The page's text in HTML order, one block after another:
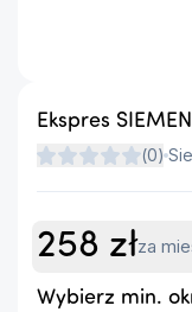
Ekspres
(0)
258 złza
Wybierz min.